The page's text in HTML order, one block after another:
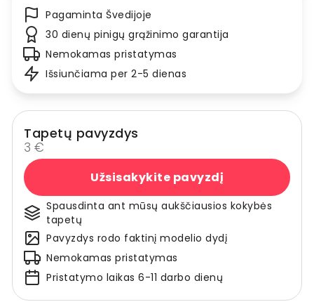
Pagaminta Švedijoje
30 dienų pinigų grąžinimo garantija
Nemokamas pristatymas
Išsiunčiama per 2-5 dienas
Tapetų pavyzdys
3 €
Užsisakykite pavyzdį
Spausdinta ant mūsų aukščiausios kokybės
tapetų
Pavyzdys rodo faktinį modelio dydį
Nemokamas pristatymas
Pristatymo laikas 6-11 darbo dienų